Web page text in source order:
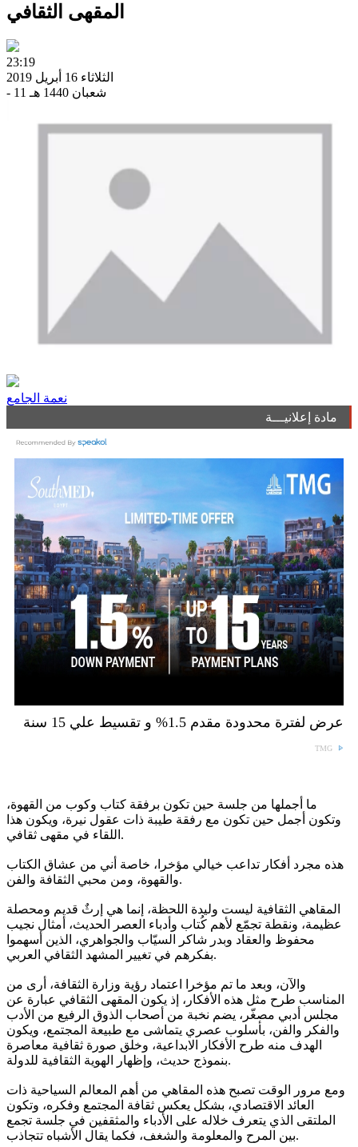
المقهى الثقافي
23:19
الثلاثاء 16 أبريل 2019
- 11 شعبان 1440 هـ
نعمة الجامع
مادة إعلانيـــة
عرض لفترة محدودة مقدم 1.5% و تقسيط علي 15 سنة
TMG
ما أجملها من جلسة حين تكون برفقة كتاب وكوب من القهوة،
وتكون أجمل حين تكون مع رفقة طيبة ذات عقول نيرة، ويكون هذا
اللقاء في مقهى ثقافي.
هذه مجرد أفكار تداعب خيالي مؤخرا، خاصة أني من عشاق الكتاب
والقهوة، ومن محبي الثقافة والفن.
المقاهي الثقافية ليست وليدة اللحظة، إنما هي إرثٌ قديم ومحصلة
عظيمة، ونقطة تجمّع لأهم كُتاب وأدباء العصر الحديث، أمثال نجيب
محفوظ والعقاد وبدر شاكر السيّاب والجواهري، الذين أسهموا
بفكرهم في تغيير المشهد الثقافي العربي.
والآن، وبعد ما تم مؤخرا اعتماد رؤية وزارة الثقافة، أرى من
المناسب طرح مثل هذه الأفكار، إذ يكون المقهى الثقافي عبارة عن
مجلس أدبي مصغّر، يضم نخبة من أصحاب الذوق الرفيع من الأدب
والفكر والفن، بأسلوب عصري يتماشى مع طبيعة المجتمع، ويكون
الهدف منه طرح الأفكار الابداعية، وخلق صورة ثقافية معاصرة
بنموذج حديث، وإظهار الهوية الثقافية للدولة.
ومع مرور الوقت تصبح هذه المقاهي من أهم المعالم السياحية ذات
العائد الاقتصادي، بشكل يعكس ثقافة المجتمع وفكره، وتكون
الملتقى الذي يتعرف خلاله على الأدباء والمثقفين في جلسة تجمع
بين المرح والمعلومة والشغف، فكما يقال الأشباه تتجاذب.